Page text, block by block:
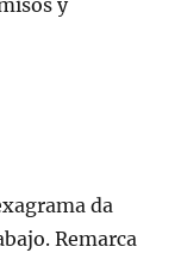
y
da
Remarca